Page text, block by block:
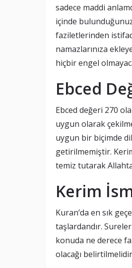
sadece maddi
içinde
faziletlerinden
namazlarınıza
hiçbir engel
Ebced
Ebced değeri 270
uygun olarak
uygun bir biçimde
getirilmemiştir.
temiz tutarak
Kerim
Kuran’da en sık
taşlardandır.
konuda ne derece
olacağı